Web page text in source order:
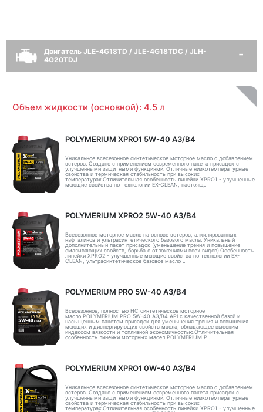
Двигатель JLE-4G18TD / JLE-4G18TDC / JLH-
4G20TDJ
Объем жидкости (основной): 4.5 л
POLYMERIUM XPRO1 5W-40 A3/B4
Уникальное всесезонное синтетическое моторное масло с добавлением
эстеров. Создано с применением современного пакета присадок с
улучшенными защитными функциями. Отличные низкотемпературные
свойства и термическая стабильность при высоких
температурах.Отличительная особенность линейки XPRO1 - улучшенные
моющие свойства по технологии EX-CLEAN, настоящ..
POLYMERIUM XPRO2 5W-40 A3/B4
Всесезонное моторное масло на основе эстеров, алкилированных
нафталинов и ультрасинтетического базового масла. Уникальный
дополнительный пакет присадок (уменьшение трения и повышение
смазывающих свойств, борьба с отложениями всех видов).Особенность
линейки XPRO2 - улучшенные моющие свойства по технологии EX-
CLEAN, ультрасинтетическое базовое масло ..
POLYMERIUM PRO 5W-40 A3/B4
Всесезонное, полностью HC синтетическое моторное
масло POLYMERIUM PRO 5W-40 A3/B4 API с качественной базой и
насыщенным пакетом присадок для уменьшения трения и повышения
моющих и диспергирующих свойств масла, обладающее высоким
индексом вязкости и топливной экономичностью.Отличительная
особенность линейки моторных масел POLYMERIUM P..
POLYMERIUM XPRO1 0W-40 A3/B4
Уникальное всесезонное синтетическое моторное масло с добавлением
эстеров. Создано с применением современного пакета присадок с
улучшенными защитными функциями. Отличные низкотемпературные
свойства и термическая стабильность при высоких
температурах.Отличительная особенность линейки XPRO1 - улучшенные